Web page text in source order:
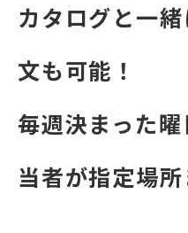
カタログと一
文も可能！
毎週決まった
当者が指定場